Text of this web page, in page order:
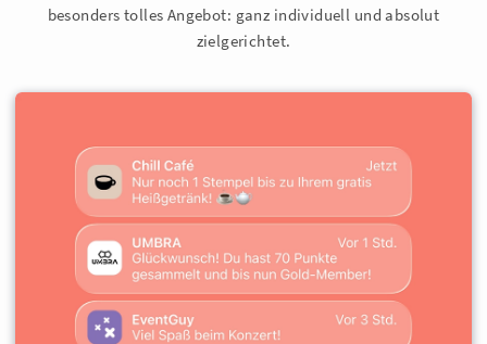
besonders tolles Angebot: ganz individuell und absolut
zielgerichtet.